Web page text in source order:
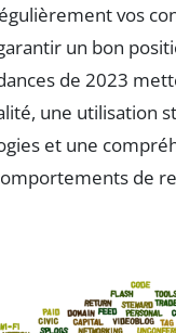
vos
un bon
de 2023
une utilisation
et une
de